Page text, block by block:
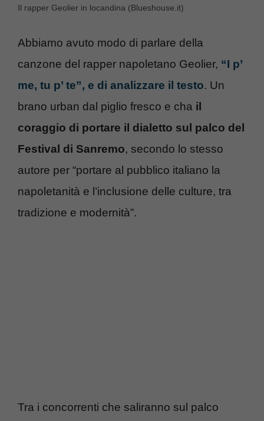
Il rapper Geolier in locandina (Blueshouse.it)
Abbiamo avuto modo di parlare della
canzone del rapper napoletano Geolier, “I p’
me, tu p’ te”, e di analizzare il testo. Un
brano urban dal piglio fresco e cha il
coraggio di portare il dialetto sul palco del
Festival di Sanremo, secondo lo stesso
autore per “portare al pubblico italiano la
napoletanità e l’inclusione delle culture, tra
tradizione e modernità”.
Tra i concorrenti che saliranno sul palco